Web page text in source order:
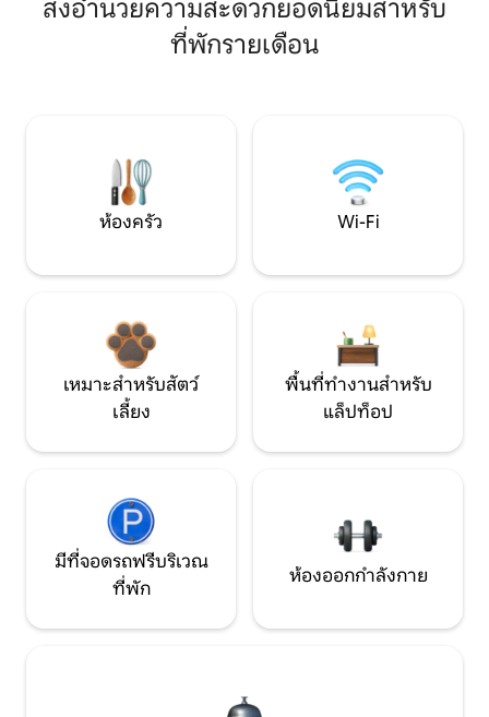
สิ่งอำนวยความสะดวกยอดนิยมสำหรับ
ที่พักรายเดือน
ห้องครัว Wi-Fi
เหมาะสำหรับสัตว์
เลี้ยง
พื้นที่ทำงานสำหรับ
แล็ปท็อป
มีที่จอดรถฟรีบริเวณ
ที่พัก
ห้องออกกำลังกาย